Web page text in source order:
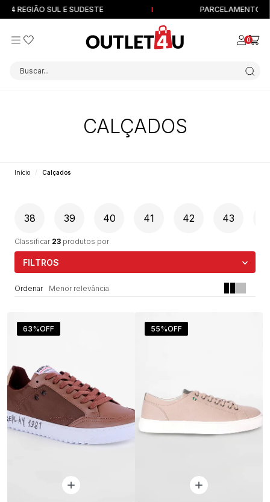
SUL E SUDESTE PARCELAMENTO EM
0
Buscar...
CALÇADOS
Início Calçados
38 39 40 41 42 43
FILTROS
Classificar 23 produtos por
Menor relevância
63%OFF 55%OFF